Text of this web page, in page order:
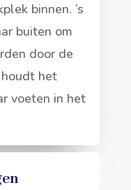
binnen. ’s
buiten om
door de
het
voeten in het